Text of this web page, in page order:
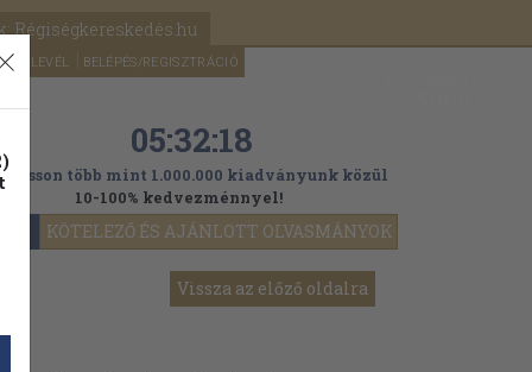
Régiségkereskedés.hu
HÍRLEVÉL BELÉPÉS/REGISZTRÁCIÓ
KÖTELEZŐ ÉS AJÁNLOTT OLVASMÁNYOK
05:32:18
több mint 1.000.000 kiadványunk közül
10-100% kedvezménnyel!
Vissza az előző oldalra